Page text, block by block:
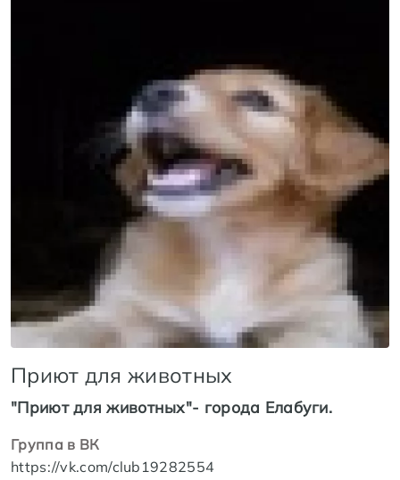
Приют для животных
"Приют для животных"- города Елабуги.
Группа в ВК
https://vk.com/club19282554